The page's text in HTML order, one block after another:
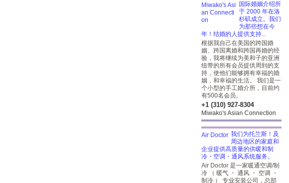
国际婚姻介绍所
于 2000 年在洛
杉矶成立。我们
为那些想在今
年！结婚的人提供支持...
根据我自己在美国的跨国婚
姻、跨国离婚和跨国再婚的经
验，我将继续为美和子的亚洲
纽带的所有会员提供周到的支
持，使他们能够拥有幸福的婚
姻，和幸福的生活。 我们是一
个小型的手工婚介所，目前约
有500名会员。
+1 (310) 927-8304
Miwako's Asian Connection
我们为托兰斯！及
周边地区的家庭和
企业提供高质量的供暖和制
冷・空调・通风系统服务。
Air Doctor 是一家暖通空调/制
冷 （ 暖气 ・ 通风 ・ 空调 ・
制冷 ） 专业安装公司，总部